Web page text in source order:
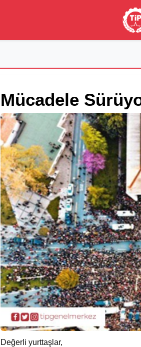
Mücadele
Değerli yurttaşlar,